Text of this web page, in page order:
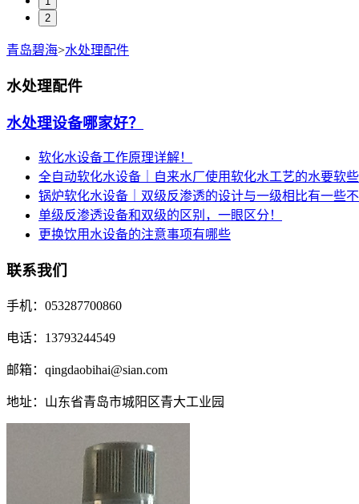
2
青岛碧海>水处理配件
水处理配件
水处理设备哪家好？
软化水设备工作原理详解！
全自动软化水设备｜自来水厂使用软化水工艺的水要软些
锅炉软化水设备｜双级反渗透的设计与一级相比有一些
单级反渗透设备和双级的区别，一眼区分！
更换饮用水设备的注意事项有哪些
联系我们
手机：053287700860
电话：13793244549
邮箱：qingdaobihai@sian.com
地址：山东省青岛市城阳区青大工业园